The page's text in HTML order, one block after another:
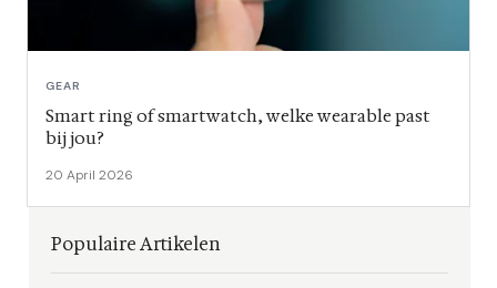
GEAR
Smart ring of smartwatch, welke wearable past
bij jou?
20 April 2026
Populaire Artikelen